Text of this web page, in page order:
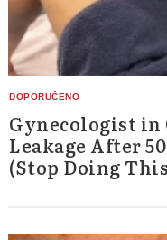
Gynecologist in
Leakage After
(Stop Doing